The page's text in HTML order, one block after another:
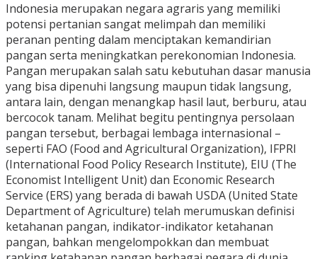
Indonesia merupakan negara agraris yang memiliki
potensi pertanian sangat melimpah dan memiliki
peranan penting dalam menciptakan kemandirian
pangan serta meningkatkan perekonomian Indonesia.
Pangan merupakan salah satu kebutuhan dasar manusia
yang bisa dipenuhi langsung maupun tidak langsung,
antara lain, dengan menangkap hasil laut, berburu, atau
bercocok tanam. Melihat begitu pentingnya persolaan
pangan tersebut, berbagai lembaga internasional –
seperti FAO (Food and Agricultural Organization), IFPRI
(International Food Policy Research Institute), EIU (The
Economist Intelligent Unit) dan Economic Research
Service (ERS) yang berada di bawah USDA (United State
Department of Agriculture) telah merumuskan definisi
ketahanan pangan, indikator-indikator ketahanan
pangan, bahkan mengelompokkan dan membuat